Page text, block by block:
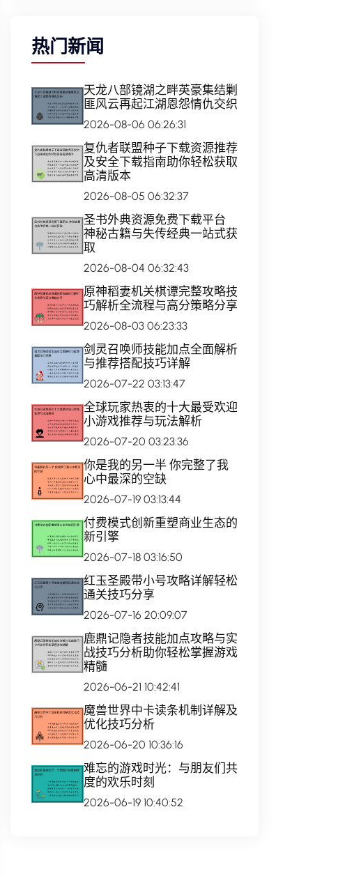
热门新闻
天龙八部镜湖之畔英豪集结剿
匪风云再起江湖恩怨情仇交织
2026-08-06 06:26:31
复仇者联盟种子下载资源推荐
及安全下载指南助你轻松获取
高清版本
2026-08-05 06:32:37
圣书外典资源免费下载平台
神秘古籍与失传经典一站式获
取
2026-08-04 06:32:43
原神稻妻机关棋谭完整攻略技
巧解析全流程与高分策略分享
2026-08-03 06:23:33
剑灵召唤师技能加点全面解析
与推荐搭配技巧详解
2026-07-22 03:13:47
全球玩家热衷的十大最受欢迎
小游戏推荐与玩法解析
2026-07-20 03:23:36
你是我的另一半 你完整了我
心中最深的空缺
2026-07-19 03:13:44
付费模式创新重塑商业生态的
新引擎
2026-07-18 03:16:50
红玉圣殿带小号攻略详解轻松
通关技巧分享
2026-07-16 20:09:07
鹿鼎记隐者技能加点攻略与实
战技巧分析助你轻松掌握游戏
精髓
2026-06-21 10:42:41
魔兽世界中卡读条机制详解及
优化技巧分析
2026-06-20 10:36:16
难忘的游戏时光：与朋友们共
度的欢乐时刻
2026-06-19 10:40:52